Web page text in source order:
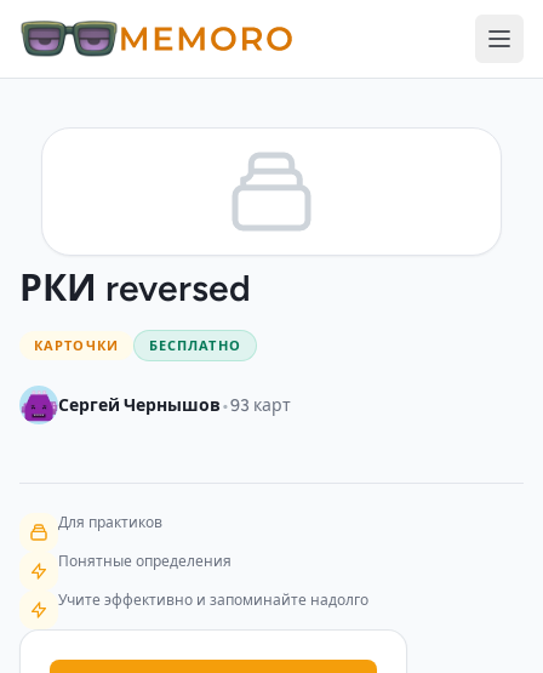
РКИ reversed
КАРТОЧКИ БЕСПЛАТНО
Сергей Чернышов •93 карт
Для практиков
Понятные определения
Учите эффективно и запоминайте надолго